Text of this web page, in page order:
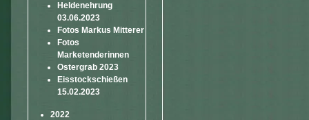
Heldenehrung
03.06.2023
Fotos Markus Mitterer
Fotos
Marketenderinnen
Ostergrab 2023
Eisstockschießen
15.02.2023
2022